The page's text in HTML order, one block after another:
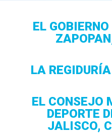
EL
LA
EL CONSEJO
DEPORTE
JALISCO,